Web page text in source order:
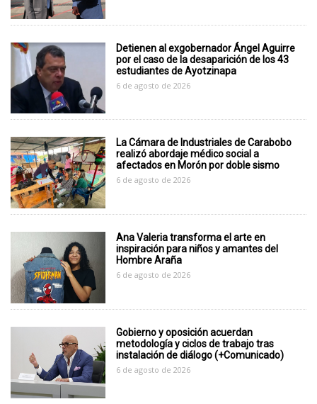
Detienen al exgobernador Ángel Aguirre
por el caso de la desaparición de los 43
estudiantes de Ayotzinapa
6 de agosto de 2026
La Cámara de Industriales de Carabobo
realizó abordaje médico social a
afectados en Morón por doble sismo
6 de agosto de 2026
Ana Valeria transforma el arte en
inspiración para niños y amantes del
Hombre Araña
6 de agosto de 2026
Gobierno y oposición acuerdan
metodología y ciclos de trabajo tras
instalación de diálogo (+Comunicado)
6 de agosto de 2026